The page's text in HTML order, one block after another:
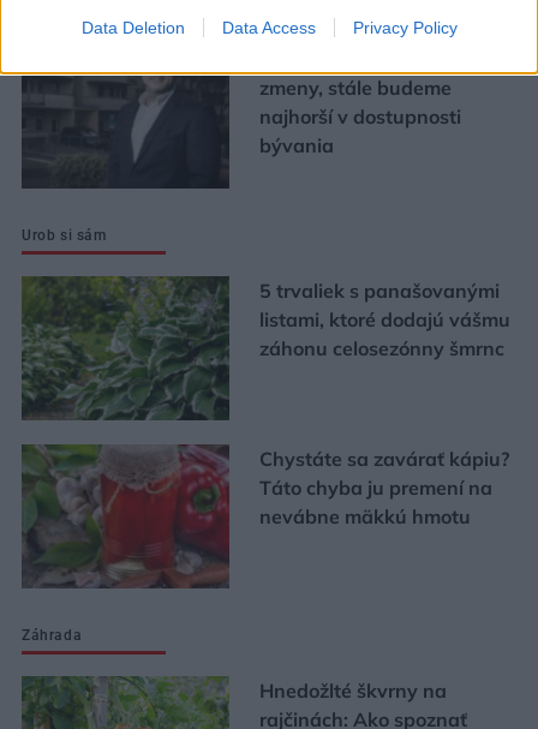
Data Deletion Data Access Privacy Policy
zmeny, stále budeme
najhorší v dostupnosti
bývania
Urob si sám
5 trvaliek s panašovanými
listami, ktoré dodajú vášmu
záhonu celosezónny šmrnc
Chystáte sa zavárať kápiu?
Táto chyba ju premení na
nevábne mäkkú hmotu
Záhrada
Hnedožlté škvrny na
rajčinách: Ako spoznať